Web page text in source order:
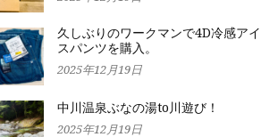
久しぶりのワークマンで4D冷感アイ
スパンツを購入。
2025年12月19日
中川温泉ぶなの湯to川遊び！
2025年12月19日